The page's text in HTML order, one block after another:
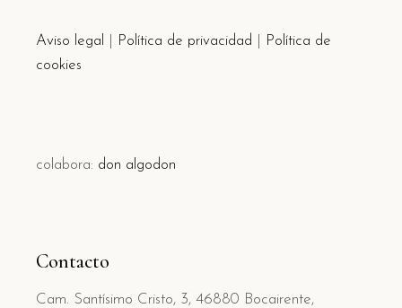
Aviso legal Política de privacidad
Política de
cookies
colabora: don algodon
Contacto
Cam. Santísimo Cristo, 3, 46880 Bocairente,